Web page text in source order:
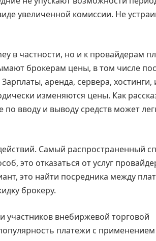
увеличенной комиссии. Не
в частности, но и к провайдерам
брокерам цены, в том числе
аренда, сервера, хостинги,
изменяются цены. Как
вводу и выводу средств может
Самый распространенный
это отказаться от услуг
это найти посредника между
брокеру.
внебиржевой торговой
платежи с применением